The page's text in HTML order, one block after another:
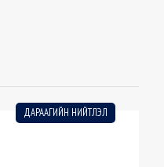
ДАРААГИЙН НИЙТЛЭЛ